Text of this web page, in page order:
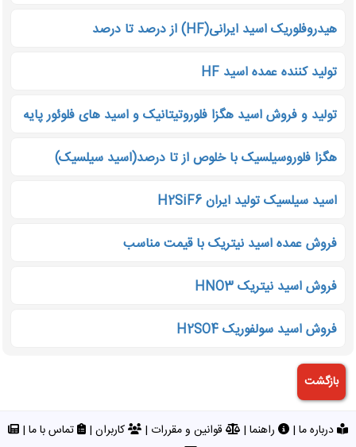
هیدروفلوریک اسید ایرانی(HF) از درصد تا درصد
تولید کننده عمده اسید HF
تولید و فروش اسید هگزا فلوروتیتانیک و اسید های فلوئور پایه
هگزا فلوروسیلسیک با خلوص از تا درصد(اسید سیلسیک)
اسید سیلسیک تولید ایران H2SiF6
فروش عمده اسید نیتریک با قیمت مناسب
فروش اسید نیتریک HNO3
فروش اسید سولفوریک H2SO4
درباره ما | راهنما | قوانین و مقررات | کاربران | تماس با ما|